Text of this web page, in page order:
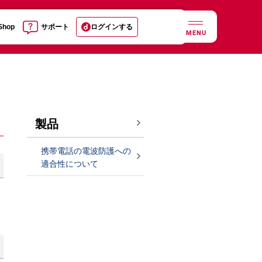
サポート ログインする
MENU
製品
携帯電話の電波防護への
適合性について